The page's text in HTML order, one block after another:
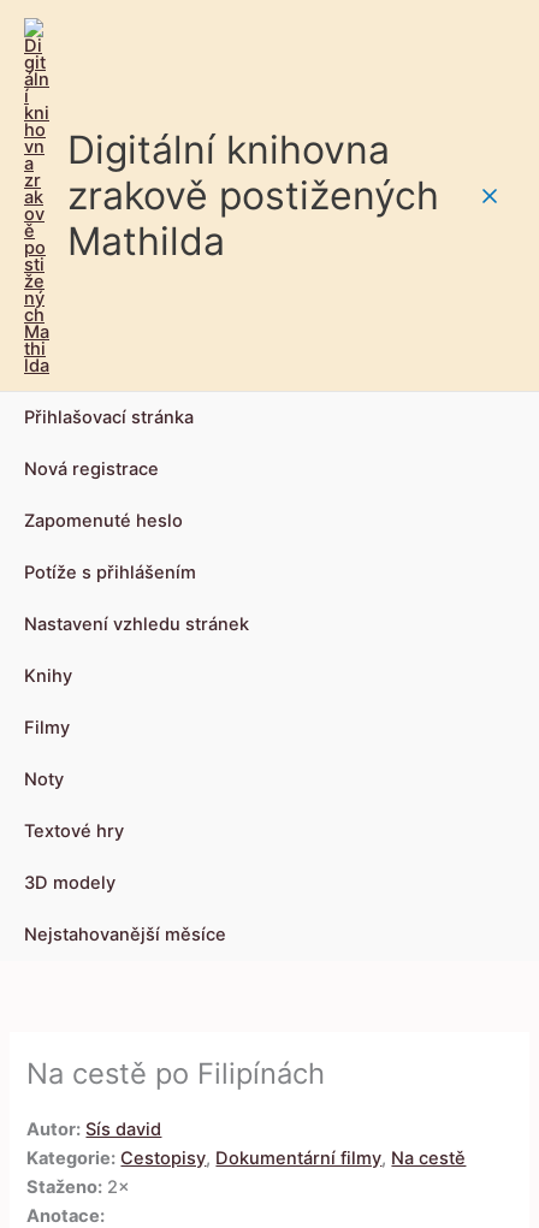
Digitální knihovna
zrakově postižených
Mathilda
Přihlašovací stránka
Nová registrace
Zapomenuté heslo
Potíže s přihlášením
Nastavení vzhledu stránek
Knihy
Filmy
Noty
Textové hry
3D modely
Nejstahovanější měsíce
Na cestě po Filipínách
Autor: Sís david
Kategorie: Cestopisy, Dokumentární filmy, Na cestě
Staženo: 2×
Anotace: